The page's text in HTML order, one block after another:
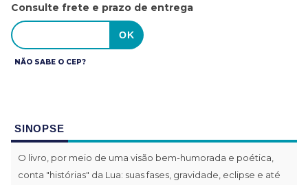
Consulte frete e prazo de entrega
NÃO SABE O CEP?
SINOPSE
O livro, por meio de uma visão bem-humorada e poética,
conta "histórias" da Lua: suas fases, gravidade, eclipse e até